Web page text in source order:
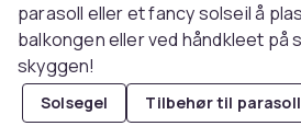
parasoll eller et fancy solseil å
balkongen eller ved håndkleet på
skyggen!
Solsegel Tilbehør til parasoll